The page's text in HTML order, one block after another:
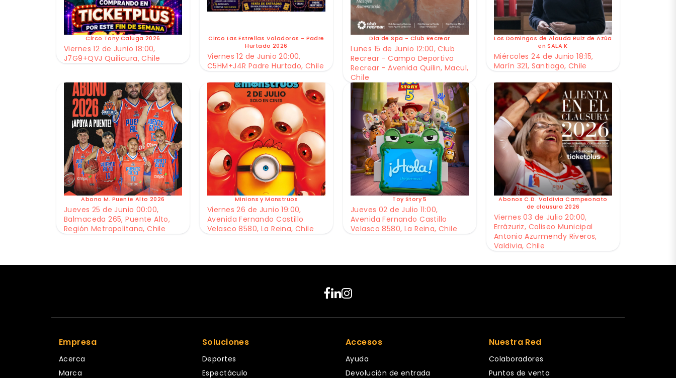
Circo Tony Caluga 2026
Viernes 12 de Junio 18:00,
J7G9+QVJ Quilicura, Chile
Circo Las Estrellas Voladoras - Padre
Hurtado 2026
Viernes 12 de Junio 20:00,
C5HM+J4R Padre Hurtado, Chile
Dia de Spa - Club Recrear
Lunes 15 de Junio 12:00, Club
Recrear - Campo Deportivo
Recrear - Avenida Quilin, Macul,
Chile
Los Domingos de Alauda Ruiz de Azúa
en SALA K
Miércoles 24 de Junio 18:15,
Marín 321, Santiago, Chile
Abono M. Puente Alto 2026
Jueves 25 de Junio 00:00,
Balmaceda 265, Puente Alto,
Región Metropolitana, Chile
Minions y Monstruos
Viernes 26 de Junio 19:00,
Avenida Fernando Castillo
Velasco 8580, La Reina, Chile
Toy Story 5
Jueves 02 de Julio 11:00,
Avenida Fernando Castillo
Velasco 8580, La Reina, Chile
Abonos C.D. Valdivia Campeonato
de clausura 2026
Viernes 03 de Julio 20:00,
Errázuriz, Coliseo Municipal
Antonio Azurmendy Riveros,
Valdivia, Chile
Empresa
Acerca
Marca
Soluciones
Deportes
Espectáculo
Accesos
Ayuda
Devolución de entrada
Nuestra Red
Colaboradores
Puntos de venta